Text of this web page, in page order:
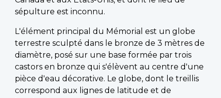
sépulture est inconnu.
L'élément principal du Mémorial est un globe
terrestre sculpté dans le bronze de 3 mètres de
diamètre, posé sur une base formée par trois
castors en bronze qui s'élèvent au centre d'une
pièce d'eau décorative. Le globe, dont le treillis
correspond aux lignes de latitude et de